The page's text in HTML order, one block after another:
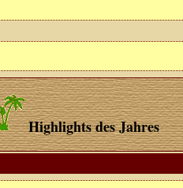
Highlights des Jahres